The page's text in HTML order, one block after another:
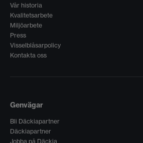
Vår historia
Kvalitetsarbete
Miljöarbete
Press
Visselblåsarpolicy
Kontakta oss
Genvägar
Bli Däckiapartner
Däckiapartner
Jobba på Däckia